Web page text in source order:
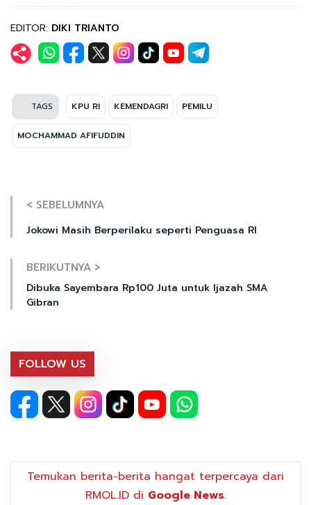
EDITOR: DIKI TRIANTO
TAGS KPU RI KEMENDAGRI PEMILU
MOCHAMMAD AFIFUDDIN
< SEBELUMNYA
Jokowi Masih Berperilaku seperti Penguasa RI
BERIKUTNYA >
Dibuka Sayembara Rp100 Juta untuk Ijazah SMA
Gibran
FOLLOW US
Temukan berita-berita hangat terpercaya dari
RMOL.ID di Google News.